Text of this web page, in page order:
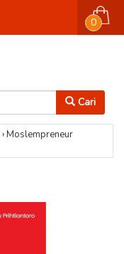
Cari
0
›Moslempreneur